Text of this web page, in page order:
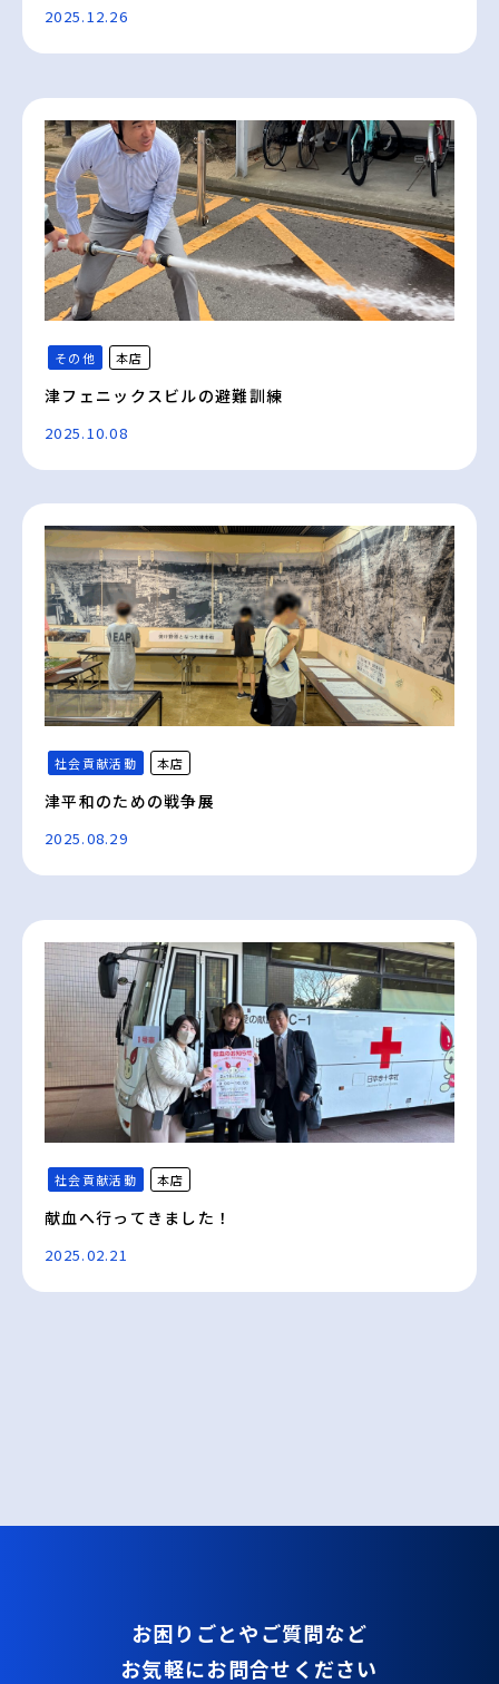
2025.12.26
その他 本店
津フェニックスビルの避難訓練
2025.10.08
社会貢献活動 本店
津平和のための戦争展
2025.08.29
社会貢献活動 本店
献血へ行ってきました！
2025.02.21
お困りごとやご質問など
お気軽にお問合せください